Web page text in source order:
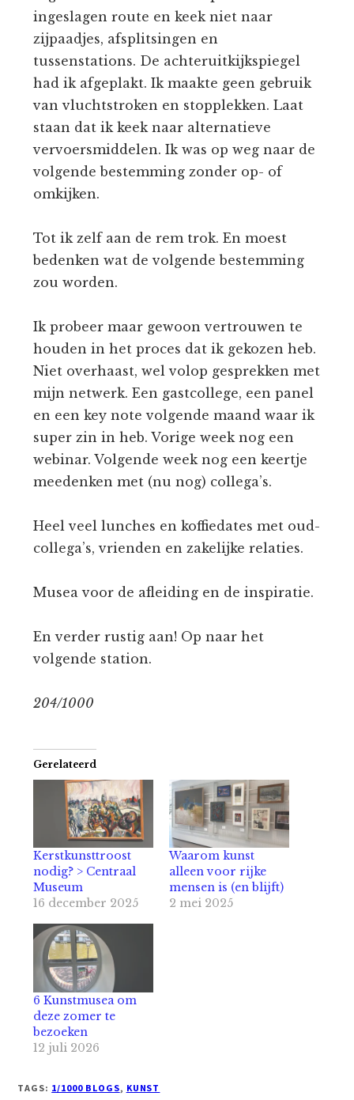
ingeslagen route en keek niet naar
zijpaadjes, afsplitsingen en
tussenstations. De achteruitkijkspiegel
had ik afgeplakt. Ik maakte geen gebruik
van vluchtstroken en stopplekken. Laat
staan dat ik keek naar alternatieve
vervoersmiddelen. Ik was op weg naar de
volgende bestemming zonder op- of
omkijken.
Tot ik zelf aan de rem trok. En moest
bedenken wat de volgende bestemming
zou worden.
Ik probeer maar gewoon vertrouwen te
houden in het proces dat ik gekozen heb.
Niet overhaast, wel volop gesprekken met
mijn netwerk. Een gastcollege, een panel
en een key note volgende maand waar ik
super zin in heb. Vorige week nog een
webinar. Volgende week nog een keertje
meedenken met (nu nog) collega’s.
Heel veel lunches en koffiedates met oud-
collega’s, vrienden en zakelijke relaties.
Musea voor de afleiding en de inspiratie.
En verder rustig aan! Op naar het
volgende station.
204/1000
Gerelateerd
Kerstkunsttroost
nodig? > Centraal
Museum
16 december 2025
Waarom kunst
alleen voor rijke
mensen is (en blijft)
2 mei 2025
6 Kunstmusea om
deze zomer te
bezoeken
12 juli 2026
TAGS: 1/1000 BLOGS, KUNST